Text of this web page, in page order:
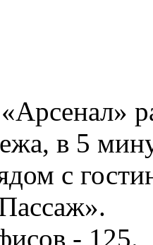
в 5
с
- 125.